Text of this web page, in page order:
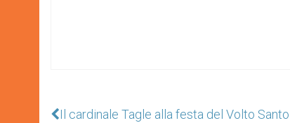
Il cardinale Tagle alla festa del Volto Santo